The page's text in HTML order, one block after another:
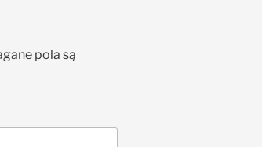
pola są